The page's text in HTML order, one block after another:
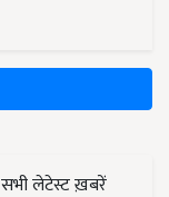
लेटेस्ट ख़बरें